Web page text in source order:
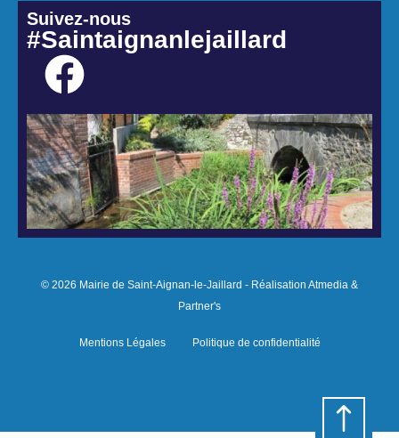
Suivez-nous
#Saintaignanlejaillard
© 2026 Mairie de Saint-Aignan-le-Jaillard - Réalisation Atmedia &
Partner's
Mentions Légales Politique de confidentialité